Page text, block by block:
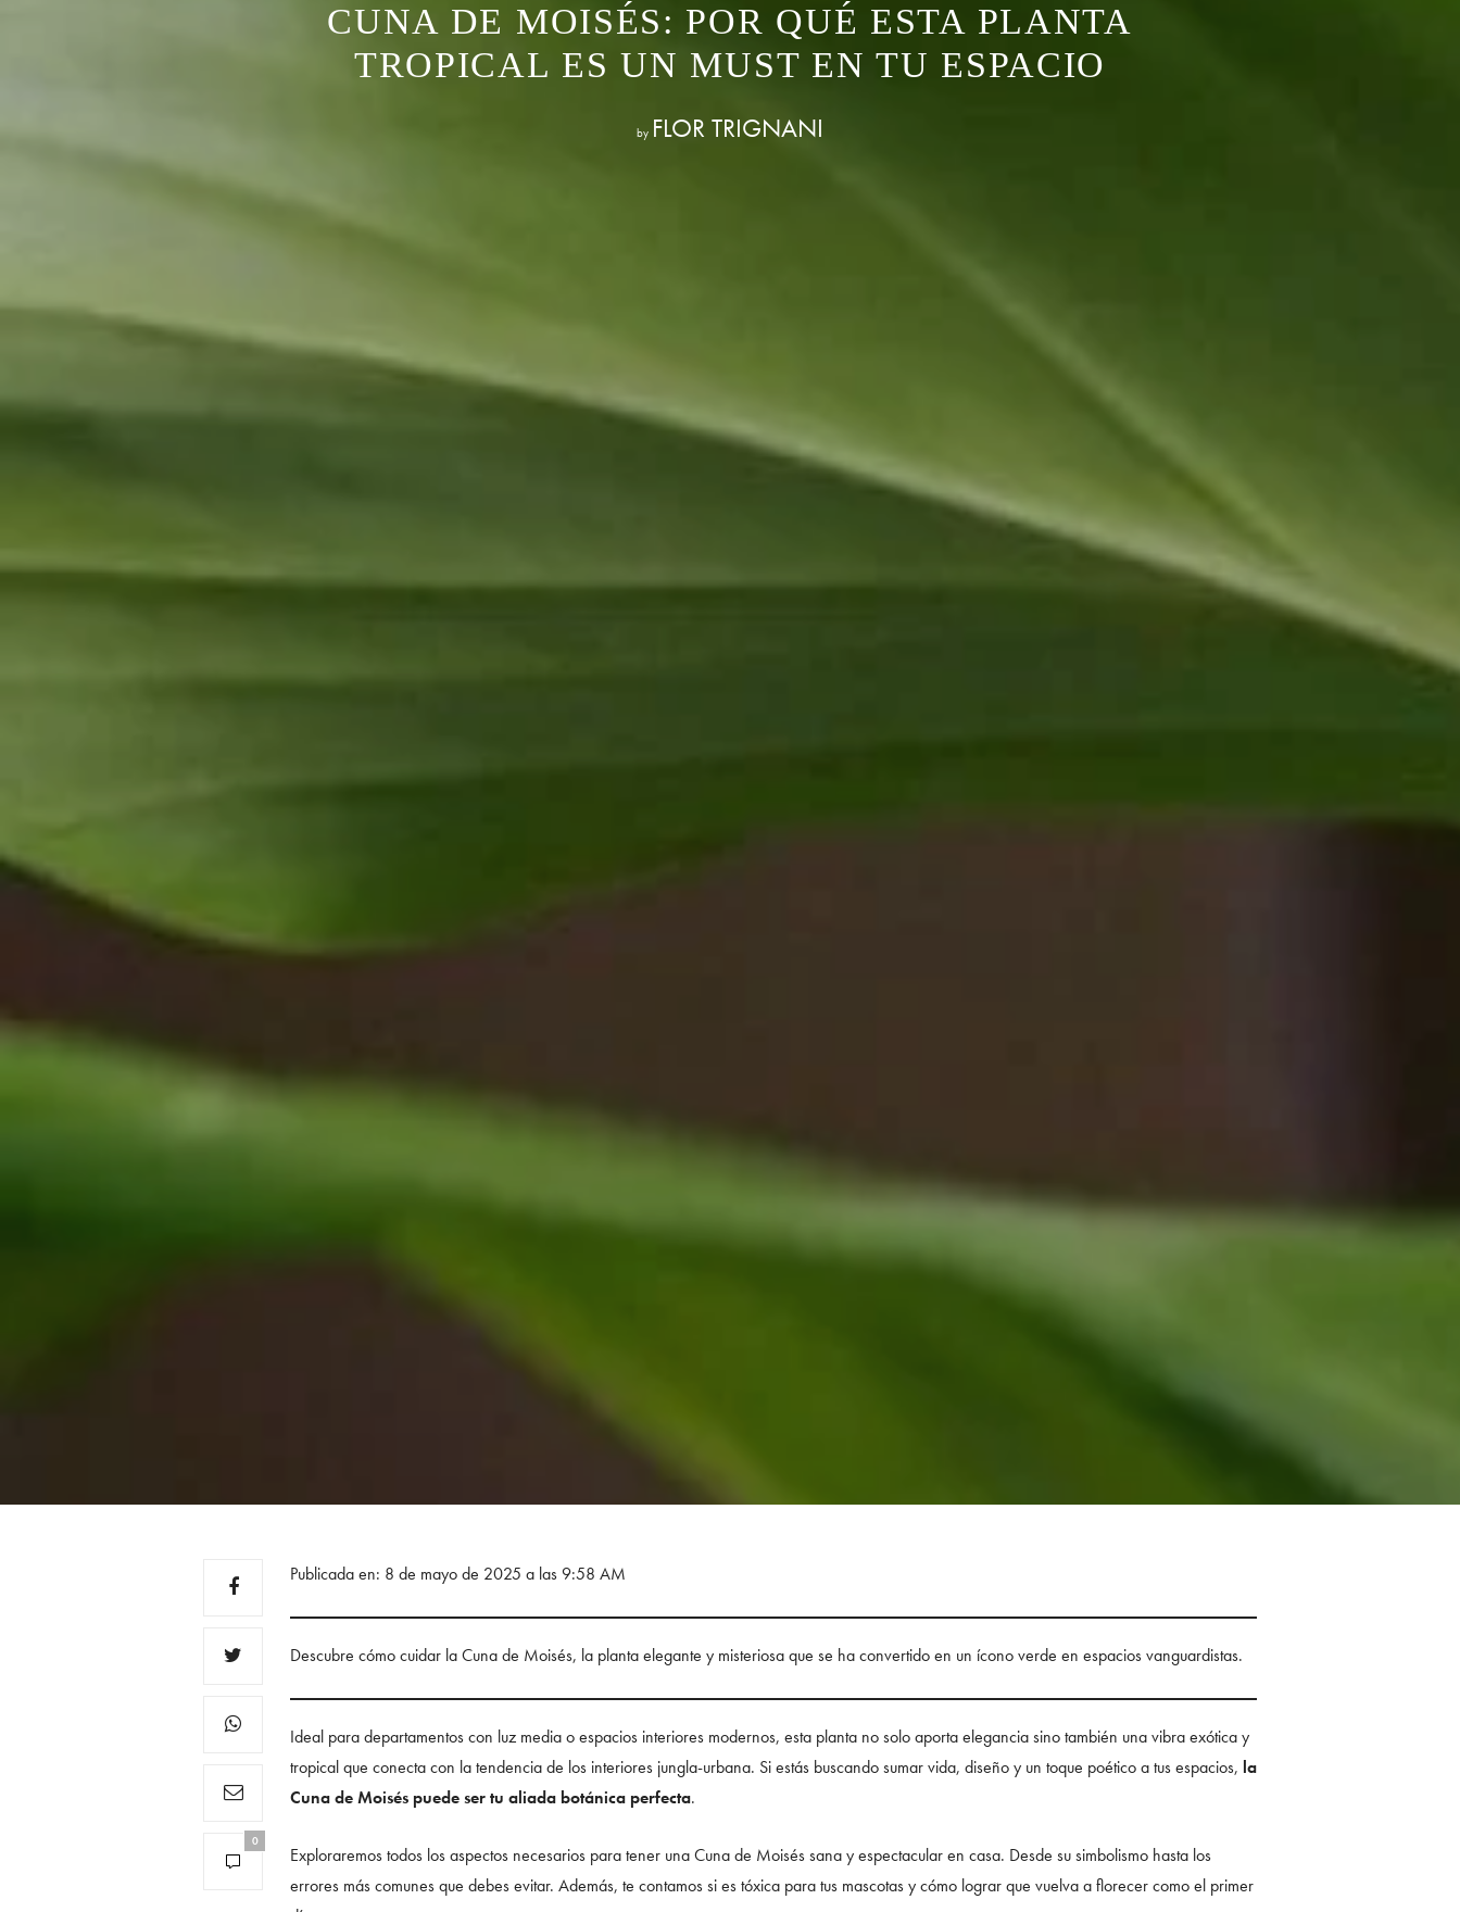
CUNA DE MOISÉS: POR QUÉ ESTA PLANTA
TROPICAL ES UN MUST EN TU ESPACIO
by FLOR TRIGNANI
0
Publicada en: 8 de mayo de 2025 a las 9:58 AM
Descubre cómo cuidar la Cuna de Moisés, la planta elegante y misteriosa que se ha convertido en un ícono verde en espacios vanguardistas.
Ideal para departamentos con luz media o espacios interiores modernos, esta planta no solo aporta elegancia sino también una vibra exótica y
tropical que conecta con la tendencia de los interiores jungla-urbana. Si estás buscando sumar vida, diseño y un toque poético a tus espacios, la
Cuna de Moisés puede ser tu aliada botánica perfecta.
Exploraremos todos los aspectos necesarios para tener una Cuna de Moisés sana y espectacular en casa. Desde su simbolismo hasta los
errores más comunes que debes evitar. Además, te contamos si es tóxica para tus mascotas y cómo lograr que vuelva a florecer como el primer